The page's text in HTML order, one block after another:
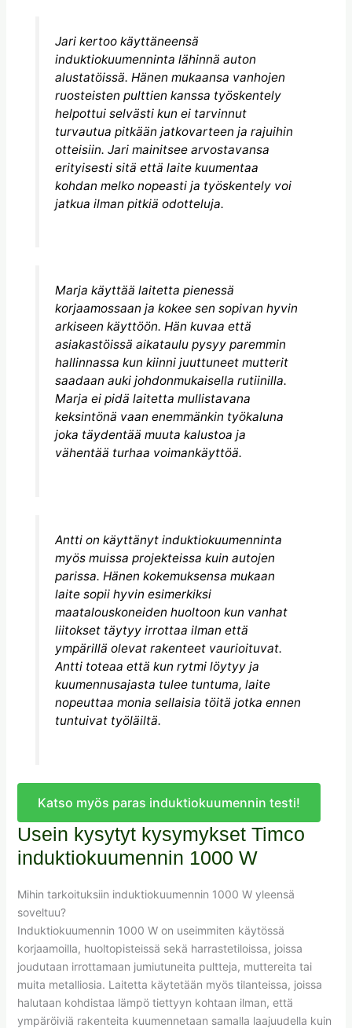
Jari kertoo käyttäneensä
induktiokuumenninta lähinnä auton
alustatöissä. Hänen mukaansa vanhojen
ruosteisten pulttien kanssa työskentely
helpottui selvästi kun ei tarvinnut
turvautua pitkään jatkovarteen ja rajuihin
otteisiin. Jari mainitsee arvostavansa
erityisesti sitä että laite kuumentaa
kohdan melko nopeasti ja työskentely voi
jatkua ilman pitkiä odotteluja.
Marja käyttää laitetta pienessä
korjaamossaan ja kokee sen sopivan hyvin
arkiseen käyttöön. Hän kuvaa että
asiakastöissä aikataulu pysyy paremmin
hallinnassa kun kiinni juuttuneet mutterit
saadaan auki johdonmukaisella rutiinilla.
Marja ei pidä laitetta mullistavana
keksintönä vaan enemmänkin työkaluna
joka täydentää muuta kalustoa ja
vähentää turhaa voimankäyttöä.
Antti on käyttänyt induktiokuumenninta
myös muissa projekteissa kuin autojen
parissa. Hänen kokemuksensa mukaan
laite sopii hyvin esimerkiksi
maatalouskoneiden huoltoon kun vanhat
liitokset täytyy irrottaa ilman että
ympärillä olevat rakenteet vaurioituvat.
Antti toteaa että kun rytmi löytyy ja
kuumennusajasta tulee tuntuma, laite
nopeuttaa monia sellaisia töitä jotka ennen
tuntuivat työläiltä.
Katso myös paras induktiokuumennin testi!
Usein kysytyt kysymykset Timco
induktiokuumennin 1000 W
Mihin tarkoituksiin induktiokuumennin 1000 W yleensä
soveltuu?
Induktiokuumennin 1000 W on useimmiten käytössä
korjaamoilla, huoltopisteissä sekä harrastetiloissa, joissa
joudutaan irrottamaan jumiutuneita pultteja, muttereita tai
muita metalliosia. Laitetta käytetään myös tilanteissa, joissa
halutaan kohdistaa lämpö tiettyyn kohtaan ilman, että
ympäröiviä rakenteita kuumennetaan samalla laajuudella kuin